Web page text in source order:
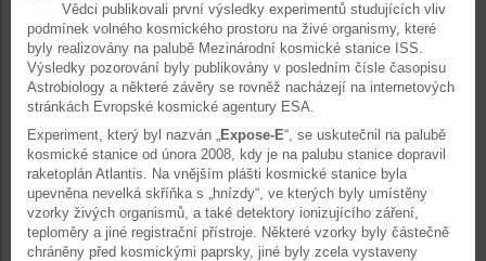
Vědci publikovali první výsledky experimentů studujících vliv
podmínek volného kosmického prostoru na živé organismy, které
byly realizovány na palubě Mezinárodní kosmické stanice ISS.
Výsledky pozorování byly publikovány v posledním čísle časopisu
Astrobiology a některé závěry se rovněž nacházejí na internetových
stránkách Evropské kosmické agentury ESA.
Experiment, který byl nazván „Expose-E“, se uskutečnil na palubě
kosmické stanice od února 2008, kdy je na palubu stanice dopravil
raketoplán Atlantis. Na vnějším plášti kosmické stanice byla
upevněna nevelká skříňka s „hnízdy“, ve kterých byly umístěny
vzorky živých organismů, a také detektory ionizujícího záření,
teploměry a jiné registrační přístroje. Některé vzorky byly částečně
chráněny před kosmickými paprsky, jiné byly zcela vystaveny